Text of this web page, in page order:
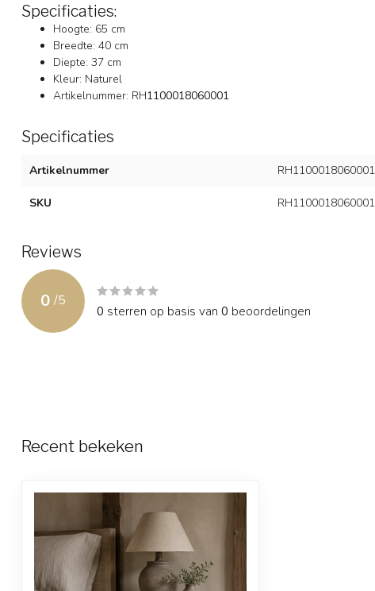
Specificaties:
Hoogte: 65 cm
Breedte: 40 cm
Diepte: 37 cm
Kleur: Naturel
Artikelnummer: RH1100018060001
Specificaties
Artikelnummer RH1100018060001
SKU RH1100018060001
Reviews
0 /5
0 sterren op basis van 0 beoordelingen
Recent bekeken